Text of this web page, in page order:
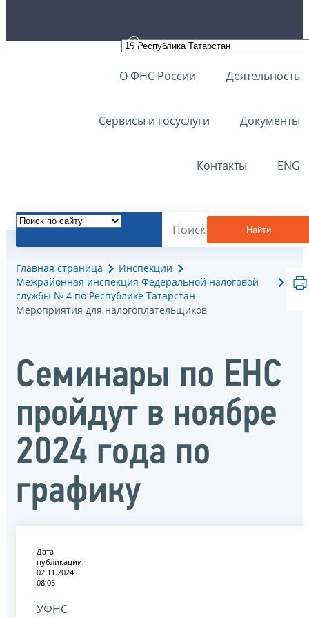
О ФНС России Деятельность
Сервисы и госуслуги Документы
Контакты ENG
Найти
Главная страница
Инспекции
Межрайонная инспекция Федеральной налоговой
службы № 4 по Республике Татарстан
Мероприятия для налогоплательщиков
Семинары по ЕНС
пройдут в ноябре
2024 года по
графику
Дата
публикации:
02.11.2024
08:05
УФНС